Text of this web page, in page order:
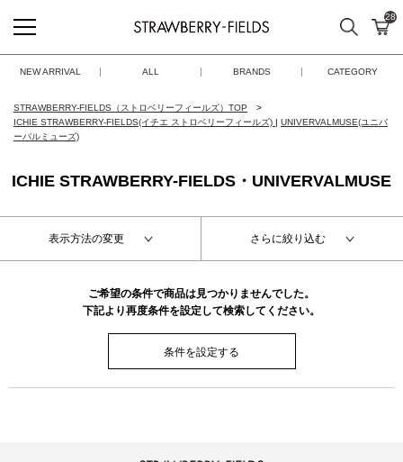
STRAWBERRY-FIELDS
検索 カ
28
NEW ARRIVAL ALL BRANDS CATEGORY
STRAWBERRY-FIELDS（ストロベリーフィールズ）TOP
ICHIE STRAWBERRY-FIELDS(イチエ ストロベリーフィールズ) | UNIVERVALMUSE(ユニバ
ーバルミューズ)
ICHIE STRAWBERRY-FIELDS・UNIVERVALMUSE
表示方法の変更 さらに絞り込む
ご希望の条件で商品は見つかりませんでした。
下記より再度条件を設定して検索してください。
条件を設定する